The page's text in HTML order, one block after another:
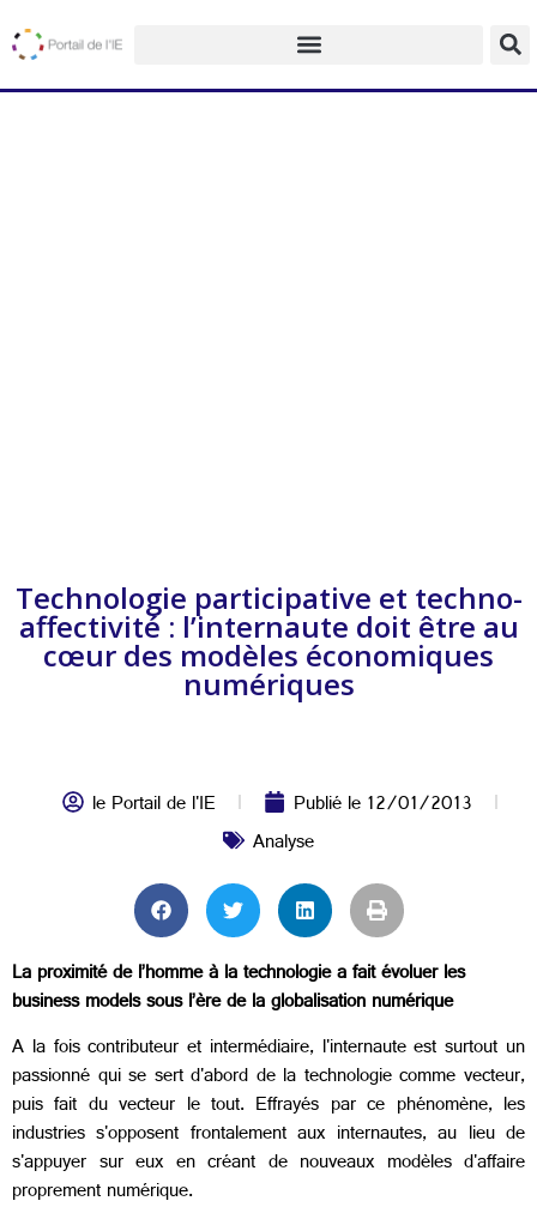
Technologie participative et techno-
affectivité : l’internaute doit être au
cœur des modèles économiques
numériques
le Portail de l'IE Publié le12/01/2013
Analyse
La proximité de l’homme à la technologie a fait évoluer les
business models sous l’ère de la globalisation numérique
A la fois contributeur et intermédiaire, l'internaute est surtout un
passionné qui se sert d'abord de la technologie comme vecteur,
puis fait du vecteur le tout. Effrayés par ce phénomène, les
industries s'opposent frontalement aux internautes, au lieu de
s'appuyer sur eux en créant de nouveaux modèles d'affaire
proprement numérique.